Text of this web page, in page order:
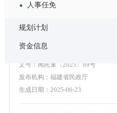
人事任免
规划计划
资金信息
文号： 闽民童〔2025〕69号
发布机构： 福建省民政厅
生成日期： 2025-06-23